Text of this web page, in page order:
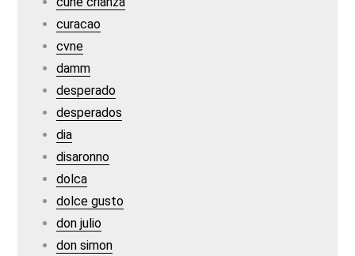
curacao
cvne
damm
desperado
desperados
dia
disaronno
dolca
dolce gusto
don julio
don simon